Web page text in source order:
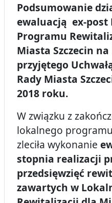
Podsumowanie
ewaluacją ex-post
Programu
Miasta Szczecin
przyjętego
Rady Miasta
2018 roku.
W związku z
lokalnego
zleciła wykonanie
stopnia realizacji
przedsięwzięć
zawartych w